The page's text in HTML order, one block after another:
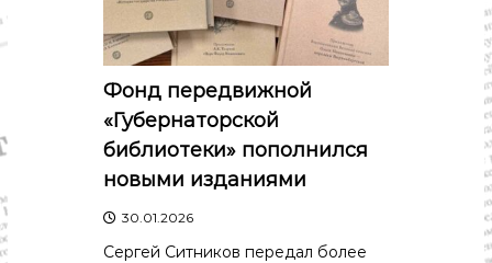
Фонд передвижной
«Губернаторской
библиотеки» пополнился
новыми изданиями
30.01.2026
Сергей Ситников передал более